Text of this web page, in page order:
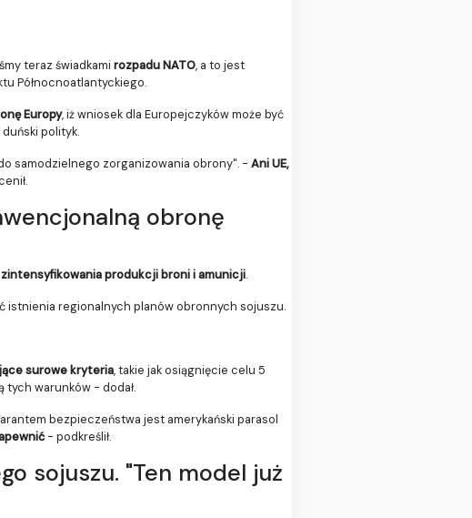
teraz świadkami rozpadu NATO, a to jest
Północnoatlantyckiego.
Europy, iż wniosek dla Europejczyków może być
polityk.
samodzielnego zorganizowania obrony". - Ani UE,
obronę
produkcji broni i amunicji.
istnienia regionalnych planów obronnych sojuszu.
surowe kryteria, takie jak osiągnięcie celu 5
tych warunków - dodał.
bezpieczeństwa jest amerykański parasol
- podkreślił.
sojuszu. "Ten model już